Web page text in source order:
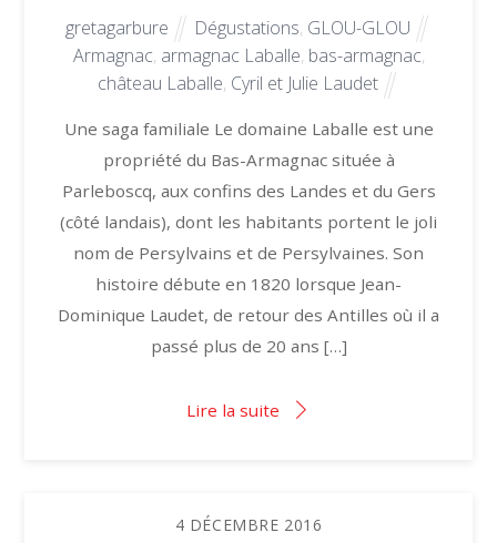
gretagarbure Dégustations, GLOU-GLOU
Armagnac, armagnac Laballe, bas-armagnac,
château Laballe, Cyril et Julie Laudet
Une saga familiale Le domaine Laballe est une
propriété du Bas-Armagnac située à
Parleboscq, aux confins des Landes et du Gers
(côté landais), dont les habitants portent le joli
nom de Persylvains et de Persylvaines. Son
histoire débute en 1820 lorsque Jean-
Dominique Laudet, de retour des Antilles où il a
passé plus de 20 ans […]
Lire la suite
4 DÉCEMBRE 2016